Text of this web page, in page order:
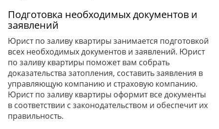
Подготовка необходимых документов и
заявлений
Юрист по заливу квартиры занимается подготовкой
всех необходимых документов и заявлений. Юрист
по заливу квартиры поможет вам собрать
доказательства затопления, составить заявления в
управляющую компанию и страховую компанию.
Юрист по заливу квартиры оформит все документы
в соответствии с законодательством и обеспечит их
правильность.